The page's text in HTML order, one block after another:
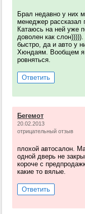
Брал недавно у них
менеджер
Катаюсь на ней уже
доволен как
быстро, да и авто у
Хюндаям. Вообщем я
ровняться.
Ответить
Бегемот
20.02.2013
отрицательный отзыв
плохой автосалон.
одной дверь не
короче с
какие то вялые.
Ответить